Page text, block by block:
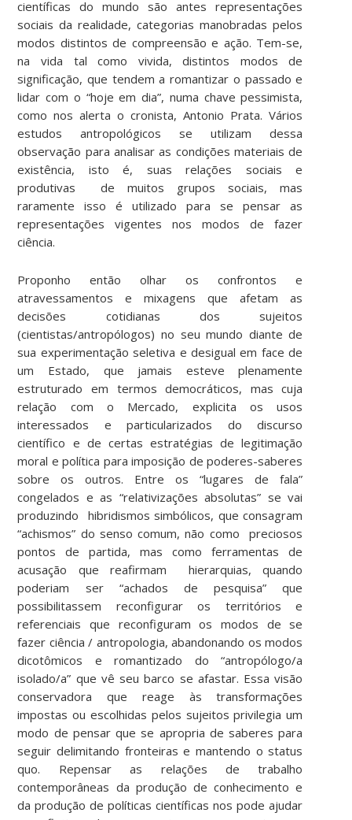
científicas do mundo são antes representações
sociais da realidade, categorias manobradas pelos
modos distintos de compreensão e ação. Tem-se,
na vida tal como vivida, distintos modos de
significação, que tendem a romantizar o passado e
lidar com o “hoje em dia”, numa chave pessimista,
como nos alerta o cronista, Antonio Prata. Vários
estudos antropológicos se utilizam dessa
observação para analisar as condições materiais de
existência, isto é, suas relações sociais e
produtivas de muitos grupos sociais, mas
raramente isso é utilizado para se pensar as
representações vigentes nos modos de fazer
ciência.
Proponho então olhar os confrontos e
atravessamentos e mixagens que afetam as
decisões cotidianas dos sujeitos
(cientistas/antropólogos) no seu mundo diante de
sua experimentação seletiva e desigual em face de
um Estado, que jamais esteve plenamente
estruturado em termos democráticos, mas cuja
relação com o Mercado, explicita os usos
interessados e particularizados do discurso
científico e de certas estratégias de legitimação
moral e política para imposição de poderes-saberes
sobre os outros. Entre os “lugares de fala”
congelados e as “relativizações absolutas” se vai
produzindo hibridismos simbólicos, que consagram
“achismos” do senso comum, não como preciosos
pontos de partida, mas como ferramentas de
acusação que reafirmam hierarquias, quando
poderiam ser “achados de pesquisa” que
possibilitassem reconfigurar os territórios e
referenciais que reconfiguram os modos de se
fazer ciência / antropologia, abandonando os modos
dicotômicos e romantizado do “antropólogo/a
isolado/a” que vê seu barco se afastar. Essa visão
conservadora que reage às transformações
impostas ou escolhidas pelos sujeitos privilegia um
modo de pensar que se apropria de saberes para
seguir delimitando fronteiras e mantendo o status
quo. Repensar as relações de trabalho
contemporâneas da produção de conhecimento e
da produção de políticas científicas nos pode ajudar